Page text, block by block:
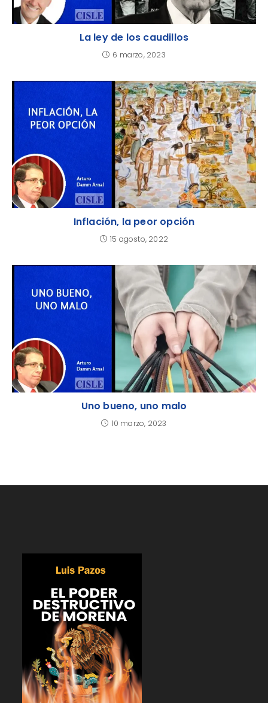
La ley de los caudillos
6 marzo, 2023
Inflación, la peor opción
15 agosto, 2022
Uno bueno, uno malo
10 marzo, 2023